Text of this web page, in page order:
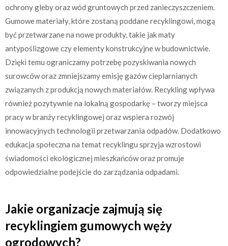
ochrony gleby oraz wód gruntowych przed zanieczyszczeniem.
Gumowe materiały, które zostaną poddane recyklingowi, mogą
być przetwarzane na nowe produkty, takie jak maty
antypoślizgowe czy elementy konstrukcyjne w budownictwie.
Dzięki temu ograniczamy potrzebę pozyskiwania nowych
surowców oraz zmniejszamy emisję gazów cieplarnianych
związanych z produkcją nowych materiałów. Recykling wpływa
również pozytywnie na lokalną gospodarkę – tworzy miejsca
pracy w branży recyklingowej oraz wspiera rozwój
innowacyjnych technologii przetwarzania odpadów. Dodatkowo
edukacja społeczna na temat recyklingu sprzyja wzrostowi
świadomości ekologicznej mieszkańców oraz promuje
odpowiedzialne podejście do zarządzania odpadami.
Jakie organizacje zajmują się
recyklingiem gumowych węży
ogrodowych?